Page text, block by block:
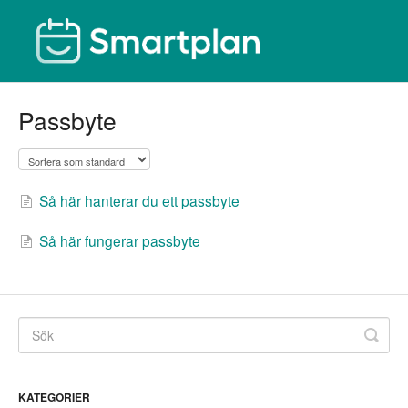
Passbyte
Så här hanterar du ett passbyte
Så här fungerar passbyte
KATEGORIER